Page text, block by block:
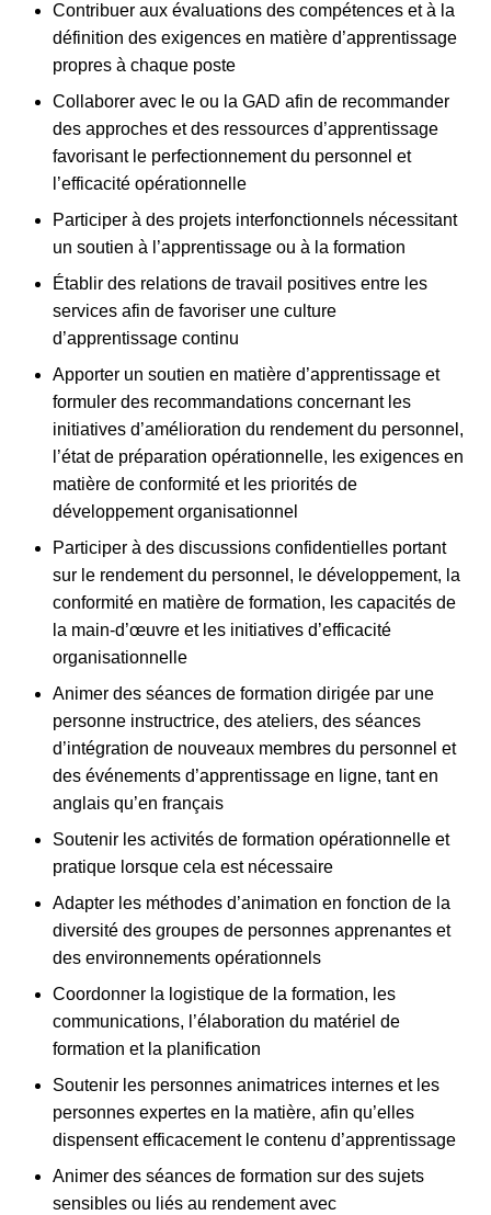
Contribuer aux évaluations des compétences et à la
définition des exigences en matière d’apprentissage
propres à chaque poste
Collaborer avec le ou la GAD afin de recommander
des approches et des ressources d’apprentissage
favorisant le perfectionnement du personnel et
l’efficacité opérationnelle
Participer à des projets interfonctionnels nécessitant
un soutien à l’apprentissage ou à la formation
Établir des relations de travail positives entre les
services afin de favoriser une culture
d’apprentissage continu
Apporter un soutien en matière d’apprentissage et
formuler des recommandations concernant les
initiatives d’amélioration du rendement du personnel,
l’état de préparation opérationnelle, les exigences en
matière de conformité et les priorités de
développement organisationnel
Participer à des discussions confidentielles portant
sur le rendement du personnel, le développement, la
conformité en matière de formation, les capacités de
la main-d’œuvre et les initiatives d’efficacité
organisationnelle
Animer des séances de formation dirigée par une
personne instructrice, des ateliers, des séances
d’intégration de nouveaux membres du personnel et
des événements d’apprentissage en ligne, tant en
anglais qu’en français
Soutenir les activités de formation opérationnelle et
pratique lorsque cela est nécessaire
Adapter les méthodes d’animation en fonction de la
diversité des groupes de personnes apprenantes et
des environnements opérationnels
Coordonner la logistique de la formation, les
communications, l’élaboration du matériel de
formation et la planification
Soutenir les personnes animatrices internes et les
personnes expertes en la matière, afin qu’elles
dispensent efficacement le contenu d’apprentissage
Animer des séances de formation sur des sujets
sensibles ou liés au rendement avec